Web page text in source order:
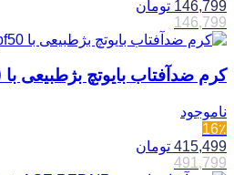
146,799 تومان
146,799
کرم ضدآفتاب بایوتچ بژطبیعی با spf50 ام کیو 55 میل
ناموجود
16٪
415,499 تومان
491,799